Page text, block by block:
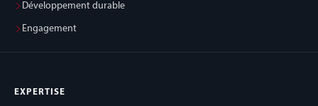
Développement durable
Engagement
EXPERTISE